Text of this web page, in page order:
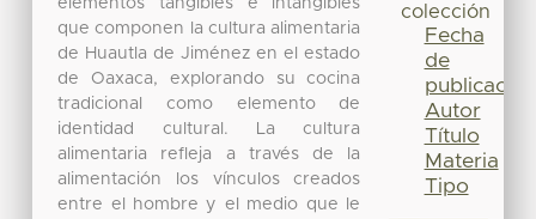
elementos tangibles e intangibles
que componen la cultura alimentaria
de Huautla de Jiménez en el estado
de Oaxaca, explorando su cocina
tradicional como elemento de
identidad cultural. La cultura
alimentaria refleja a través de la
alimentación los vínculos creados
entre el hombre y el medio que le
colección
Fecha
de
publicación
Autor
Título
Materia
Tipo